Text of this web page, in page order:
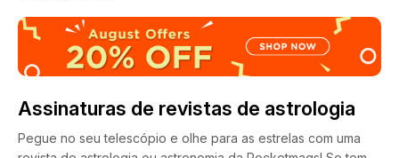
Assinaturas de revistas de astrologia
Pegue no seu telescópio e olhe para as estrelas com uma